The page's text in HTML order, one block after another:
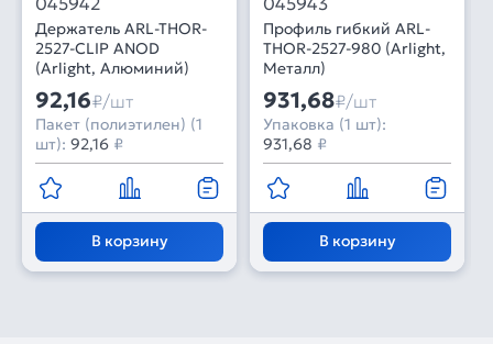
Держатель ARL-THOR-
2527-CLIP ANOD
(Arlight, Алюминий)
92,16₽/шт
Пакет (полиэтилен) (1
шт): 92,16 ₽
В корзину
Профиль гибкий ARL-
THOR-2527-980 (Arlight,
Металл)
931,68₽/шт
Упаковка (1 шт):
931,68 ₽
В корзину